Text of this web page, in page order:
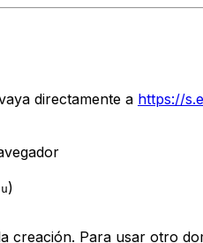
directamente a https://
)
creación. Para usar otro